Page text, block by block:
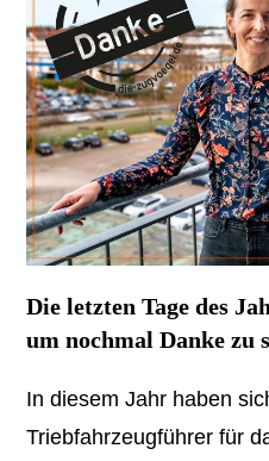
Die letzten Tage des
um nochmal Danke zu
In diesem Jahr haben
Triebfahrzeugführer für